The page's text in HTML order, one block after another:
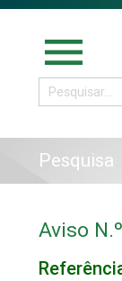
menu
Pesquisa
Aviso